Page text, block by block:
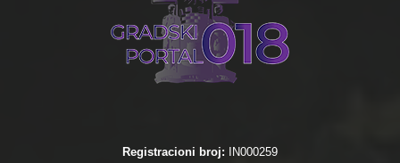
Registracioni broj:
IN000259